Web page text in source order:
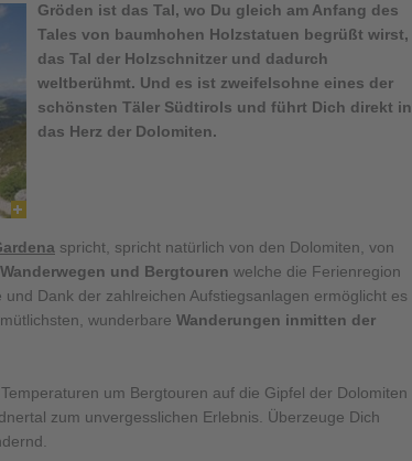
Gröden ist das Tal, wo Du gleich am Anfang des
Tales von baumhohen Holzstatuen begrüßt wirst,
das Tal der Holzschnitzer und dadurch
weltberühmt. Und es ist zweifelsohne eines der
schönsten Täler Südtirols und führt Dich direkt in
das Herz der Dolomiten.
spricht, spricht natürlich von den Dolomiten, von
und Bergtouren welche die Ferienregion
Dank der zahlreichen Aufstiegsanlagen ermöglicht es
wunderbare Wanderungen inmitten der
um Bergtouren auf die Gipfel der Dolomiten
zum unvergesslichen Erlebnis. Überzeuge Dich